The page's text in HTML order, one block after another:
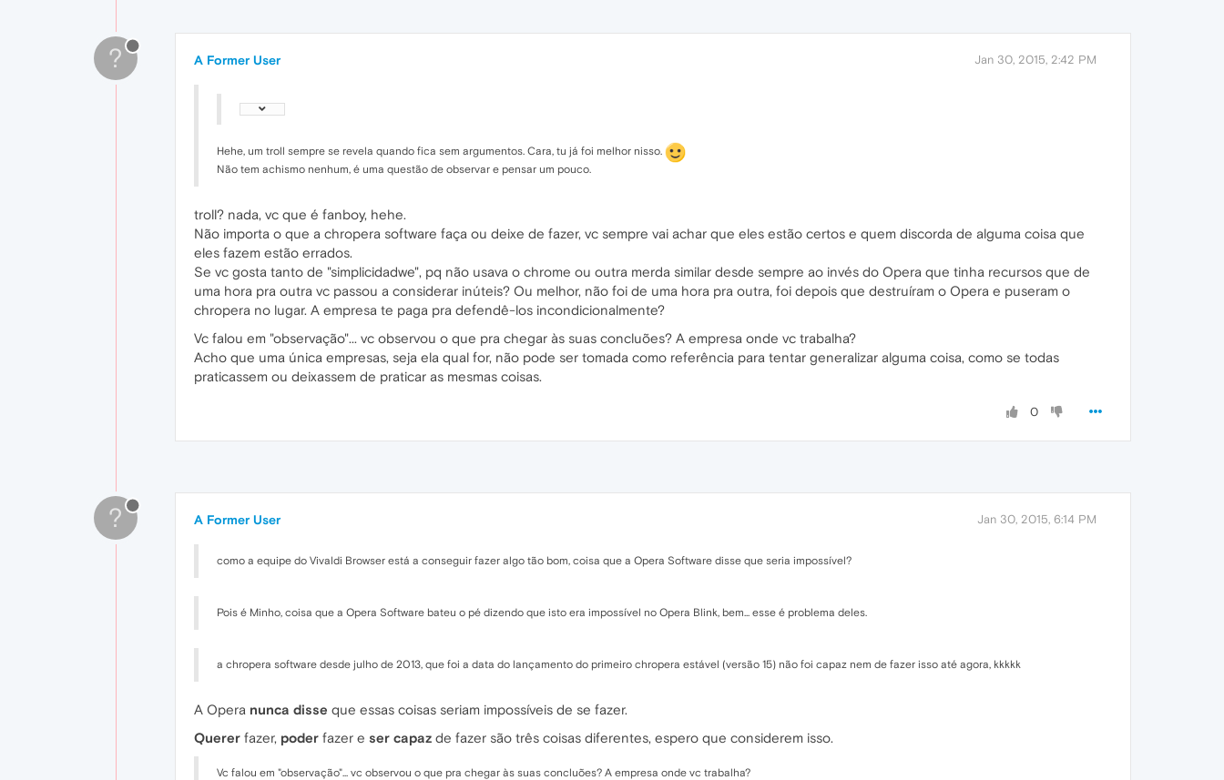
? A Former User Jan 30, 2015, 2:42 PM
Hehe, um troll sempre se revela quando fica sem argumentos. Cara, tu já foi melhor nisso.
Não tem achismo nenhum, é uma questão de observar e pensar um pouco.
troll? nada, vc que é fanboy, hehe.
Não importa o que a chropera software faça ou deixe de fazer, vc sempre vai achar que eles estão certos e quem discorda de alguma coisa que
eles fazem estão errados.
Se vc gosta tanto de "simplicidadwe", pq não usava o chrome ou outra merda similar desde sempre ao invés do Opera que tinha recursos que de
uma hora pra outra vc passou a considerar inúteis? Ou melhor, não foi de uma hora pra outra, foi depois que destruíram o Opera e puseram o
chropera no lugar. A empresa te paga pra defendê-los incondicionalmente?
Vc falou em "observação"... vc observou o que pra chegar às suas concluões? A empresa onde vc trabalha?
Acho que uma única empresas, seja ela qual for, não pode ser tomada como referência para tentar generalizar alguma coisa, como se todas
praticassem ou deixassem de praticar as mesmas coisas.
0
? A Former User Jan 30, 2015, 6:14 PM
como a equipe do Vivaldi Browser está a conseguir fazer algo tão bom, coisa que a Opera Software disse que seria impossível?
Pois é Minho, coisa que a Opera Software bateu o pé dizendo que isto era impossível no Opera Blink, bem... esse é problema deles.
a chropera software desde julho de 2013, que foi a data do lançamento do primeiro chropera estável (versão 15) não foi capaz nem de fazer isso até agora, kkkkk
A Opera nunca disse que essas coisas seriam impossíveis de se fazer.
Querer fazer, poder fazer e ser capaz de fazer são três coisas diferentes, espero que considerem isso.
Vc falou em "observação"... vc observou o que pra chegar às suas concluões? A empresa onde vc trabalha?